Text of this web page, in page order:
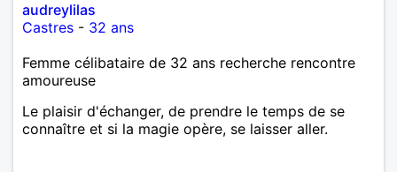
audreylilas
Castres - 32 ans
Femme célibataire de 32 ans recherche rencontre
amoureuse
Le plaisir d'échanger, de prendre le temps de se
connaître et si la magie opère, se laisser aller.